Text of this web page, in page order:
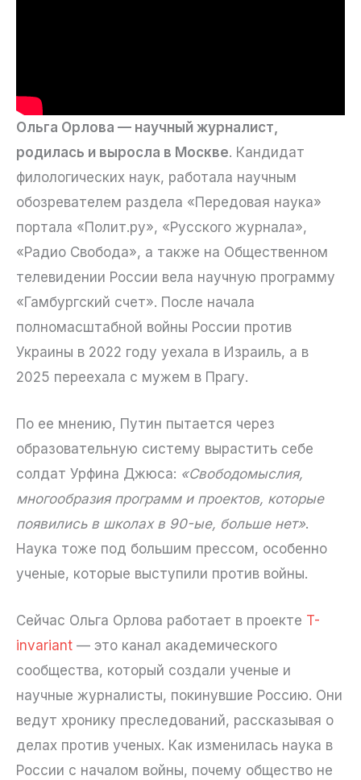
Ольга Орлова — научный журналист,
родилась и выросла в Москве. Кандидат
филологических наук, работала научным
обозревателем раздела «Передовая наука»
портала «Полит.ру», «Русского журнала»,
«Радио Свобода», а также на Общественном
телевидении России вела научную программу
«Гамбургский счет». После начала
полномасштабной войны России против
Украины в 2022 году уехала в Израиль, а в
2025 переехала с мужем в Прагу.
По ее мнению, Путин пытается через
образовательную систему вырастить себе
солдат Урфина Джюса: «Свободомыслия,
многообразия программ и проектов, которые
появились в школах в 90-ые, больше нет».
Наука тоже под большим прессом, особенно
ученые, которые выступили против войны.
Сейчас Ольга Орлова работает в проекте T-
invariant — это канал академического
сообщества, который создали ученые и
научные журналисты, покинувшие Россию. Они
ведут хронику преследований, рассказывая о
делах против ученых. Как изменилась наука в
России с началом войны, почему общество не